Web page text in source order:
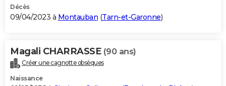
Décès
09/04/2023 à Montauban (Tarn-et-Garonne)
Magali CHARRASSE (90 ans)
Créer une cagnotte obsèques
Naissance